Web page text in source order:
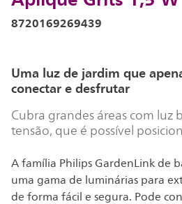
8720169269439
Uma luz de jardim que
conectar e desfrutar
Cubra grandes áreas com luz
tensão, que é possível
A família Philips GardenLink de
uma gama de luminárias para
de forma fácil e segura. Pode